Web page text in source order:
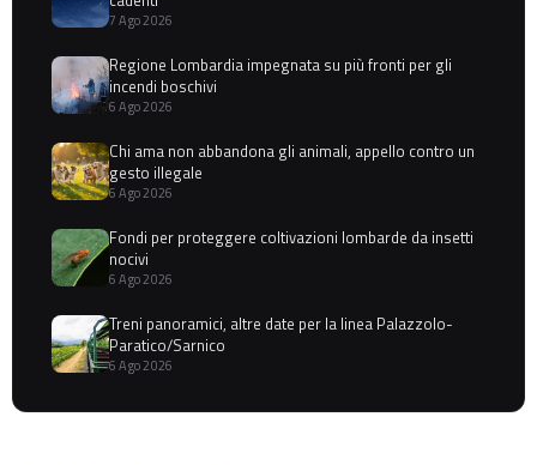
7 Ago 2026
Regione Lombardia impegnata su più fronti per gli
incendi boschivi
6 Ago 2026
Chi ama non abbandona gli animali, appello contro un
gesto illegale
6 Ago 2026
Fondi per proteggere coltivazioni lombarde da insetti
nocivi
6 Ago 2026
Treni panoramici, altre date per la linea Palazzolo-
Paratico/Sarnico
6 Ago 2026